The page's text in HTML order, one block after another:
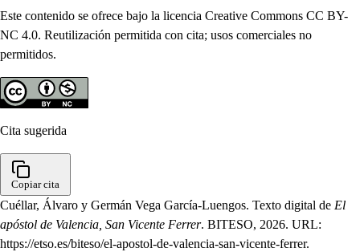
Este contenido se ofrece bajo la licencia Creative Commons CC BY-
NC 4.0. Reutilización permitida con cita; usos comerciales no
permitidos.
Cita sugerida
Copiar cita
Cuéllar, Álvaro y Germán Vega García-Luengos. Texto digital de El
apóstol de Valencia, San Vicente Ferrer. BITESO, 2026. URL:
https://etso.es/biteso/el-apostol-de-valencia-san-vicente-ferrer.